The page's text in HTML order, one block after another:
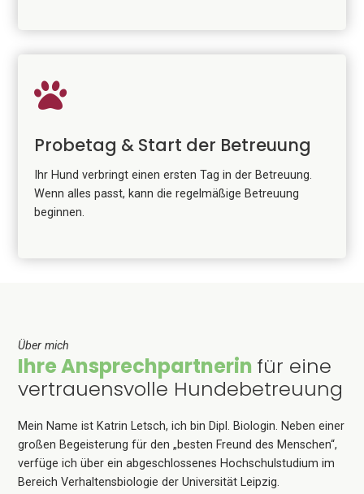

Probetag & Start der Betreuung
Ihr Hund verbringt einen ersten Tag in der Betreuung.
Wenn alles passt, kann die regelmäßige Betreuung
beginnen.
Über mich
Ihre Ansprechpartnerin für eine
vertrauensvolle Hundebetreuung
Mein Name ist Katrin Letsch, ich bin Dipl. Biologin. Neben einer
großen Begeisterung für den „besten Freund des Menschen“,
verfüge ich über ein abgeschlossenes Hochschulstudium im
Bereich Verhaltensbiologie der Universität Leipzig.